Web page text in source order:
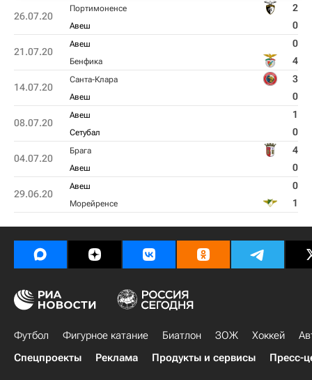
26.07.20
Портимоненсе 2
Авеш 0
21.07.20
Авеш 0
Бенфика 4
14.07.20
Санта-Клара 3
Авеш 0
08.07.20
Авеш 1
Сетубал 0
04.07.20
Брага 4
Авеш 0
29.06.20
Авеш 0
Морейренсе 1
Футбол Фигурное катание Биатлон ЗОЖ Хоккей
Спецпроекты
Реклама Продукты и сервисы Пресс-